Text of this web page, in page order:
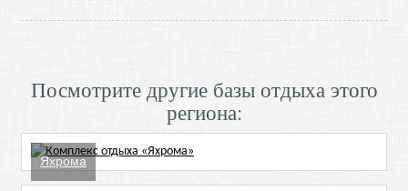
Посмотрите другие базы отдыха этого
региона:
Яхрома